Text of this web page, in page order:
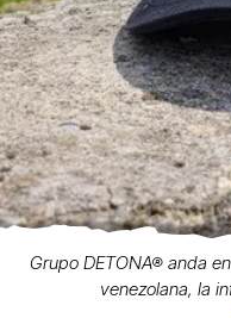
Grupo DETONA® anda
venezolana, la